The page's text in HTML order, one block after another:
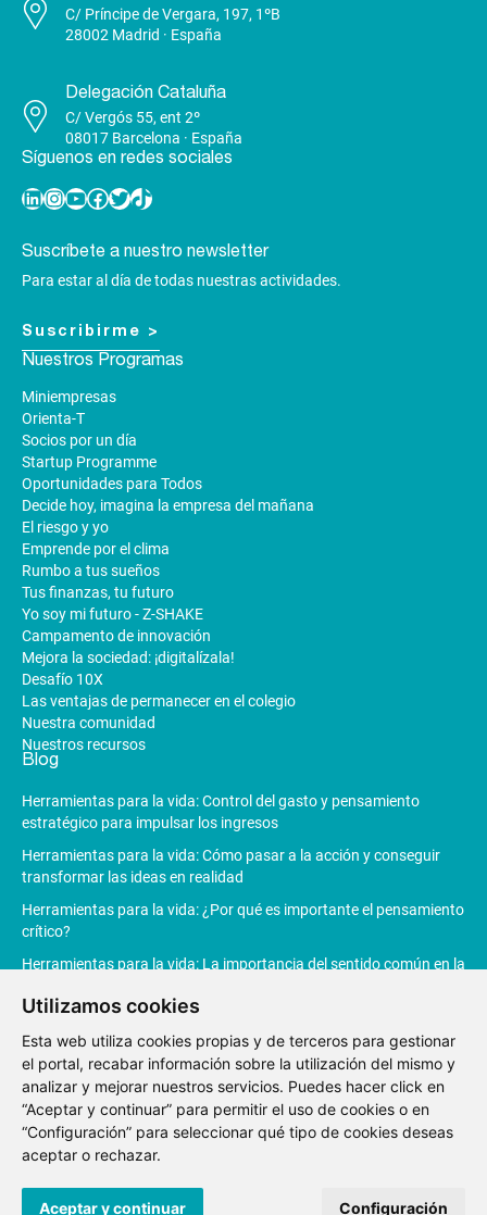
Utilizamos cookies
Esta web utiliza cookies propias y de terceros para gestionar
el portal, recabar información sobre la utilización del mismo y
analizar y mejorar nuestros servicios. Puedes hacer click en
“Aceptar y continuar” para permitir el uso de cookies o en
“Configuración” para seleccionar qué tipo de cookies deseas
aceptar o rechazar.
Aceptar y continuar Configuración
C/ Príncipe de Vergara, 197, 1ºB
28002 Madrid · España
Delegación Cataluña
C/ Vergós 55, ent 2º
08017 Barcelona · España
Síguenos en redes sociales
Linkedin Instagram YouTube Facebook Twitter TikTok
Suscríbete a nuestro newsletter
Para estar al día de todas nuestras actividades.
Suscribirme >
Nuestros Programas
Miniempresas
Orienta-T
Socios por un día
Startup Programme
Oportunidades para Todos
Decide hoy, imagina la empresa del mañana
El riesgo y yo
Emprende por el clima
Rumbo a tus sueños
Tus finanzas, tu futuro
Yo soy mi futuro - Z-SHAKE
Campamento de innovación
Mejora la sociedad: ¡digitalízala!
Desafío 10X
Las ventajas de permanecer en el colegio
Nuestra comunidad
Nuestros recursos
Blog
Herramientas para la vida: Control del gasto y pensamiento
estratégico para impulsar los ingresos
Herramientas para la vida: Cómo pasar a la acción y conseguir
transformar las ideas en realidad
Herramientas para la vida: ¿Por qué es importante el pensamiento
crítico?
Herramientas para la vida: La importancia del sentido común en la
Herramientas para la vida: La Inteligencia Artificial revoluciona la
productividad
Política de
Política de
Canal de